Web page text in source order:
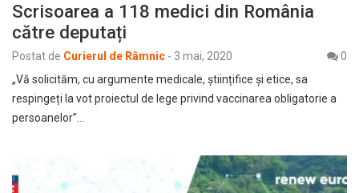
Scrisoarea a 118 medici din România
către deputați
Postat de Curierul de Râmnic - 3 mai, 2020
0
„Vă solicităm, cu argumente medicale, științifice și etice, sa
respingeți la vot proiectul de lege privind vaccinarea obligatorie a
persoanelor”…